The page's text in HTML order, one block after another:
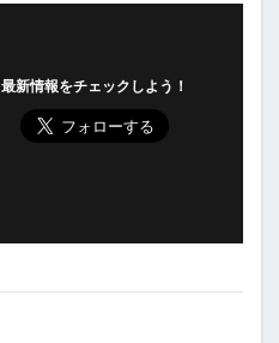
最新情報をチェックしよう！